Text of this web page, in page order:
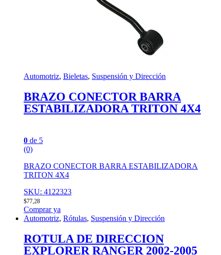
Automotriz, Bieletas, Suspensión y Dirección
BRAZO CONECTOR BARRA
ESTABILIZADORA TRITON 4X4
0 de 5
(0)
BRAZO CONECTOR BARRA ESTABILIZADORA
TRITON 4X4
SKU: 4122323
$77,28
Comprar ya
Automotriz, Rótulas, Suspensión y Dirección
ROTULA DE DIRECCION
EXPLORER RANGER 2002-2005